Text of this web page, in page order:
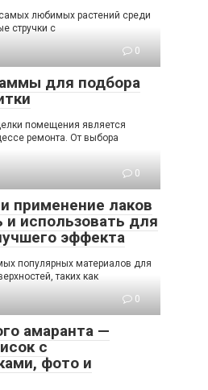
любимых растений среди
стручки с
0
для подбора
помещения является
ремонта. От выбора
0
применение лаков
и использовать для
эффекта
популярных материалов для
таких как
0
амаранта —
с
фото и